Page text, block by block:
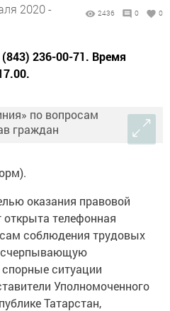
2020 -
2436 0 0
(843) 236-00-71. Время
оказания правовой
телефонная
соблюдения трудовых
ситуации
Уполномоченного
Татарстан,